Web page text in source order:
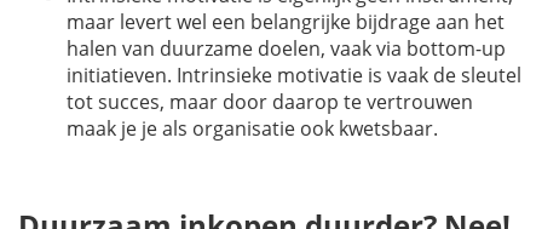
maar levert wel een belangrijke bijdrage aan het
halen van duurzame doelen, vaak via bottom-up
initiatieven. Intrinsieke motivatie is vaak de sleutel
tot succes, maar door daarop te vertrouwen
maak je je als organisatie ook kwetsbaar.